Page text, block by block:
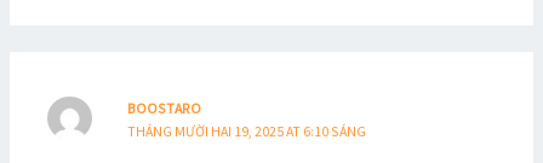
BOOSTARO
THÁNG MƯỜI HAI 19, 2025 AT 6:10 SÁNG